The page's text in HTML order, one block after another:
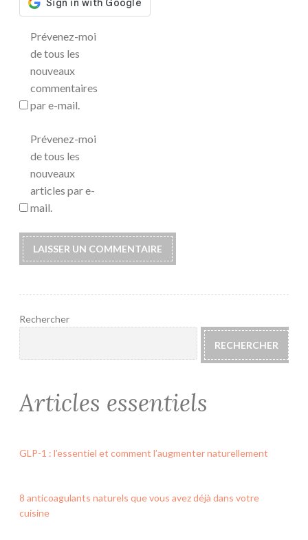
Prévenez-moi
de tous les
nouveaux
commentaires
par e-mail.
Prévenez-moi
de tous les
nouveaux
articles par e-
mail.
Rechercher
RECHERCHER
Articles essentiels
GLP-1 : l’essentiel et comment l’augmenter naturellement
8 anticoagulants naturels que vous avez déjà dans votre
cuisine